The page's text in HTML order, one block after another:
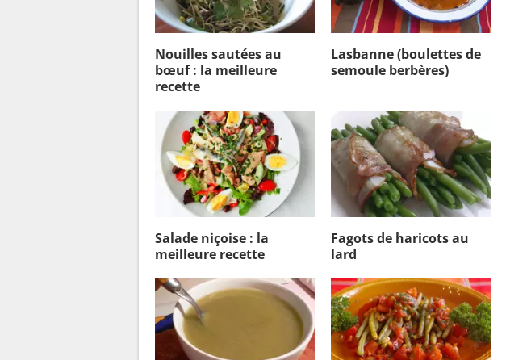
Nouilles sautées au
bœuf : la meilleure
recette
Lasbanne (boulettes de
semoule berbères)
Salade niçoise : la
meilleure recette
Fagots de haricots au
lard